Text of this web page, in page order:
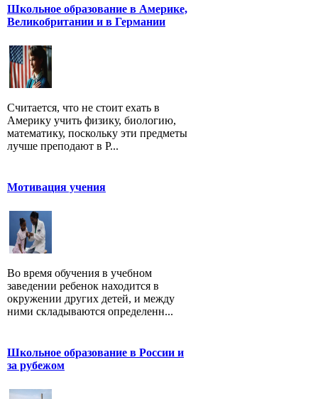
Школьное образование в Америке,
Великобритании и в Германии
Считается, что не стоит ехать в
Америку учить физику, биологию,
математику, поскольку эти предметы
лучше преподают в Р...
Мотивация учения
Во время обучения в учебном
заведении ребенок находится в
окружении других детей, и между
ними складываются определенн...
Школьное образование в России и
за рубежом